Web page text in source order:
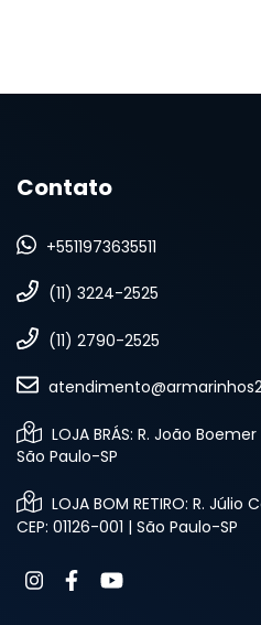
Contato
+5511973635511
(11) 3224-2525
(11) 2790-2525
LOJA BRÁS: R. João
São Paulo-SP
LOJA BOM RETIRO: R.
CEP: 01126-001 | São Paulo-SP